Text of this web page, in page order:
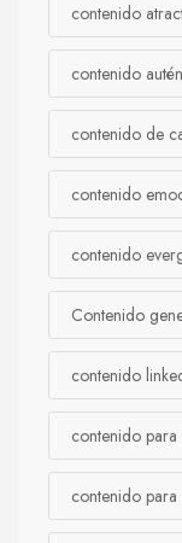
contenido
contenido
contenido de
contenido
contenido
Contenido
contenido
contenido para
contenido para